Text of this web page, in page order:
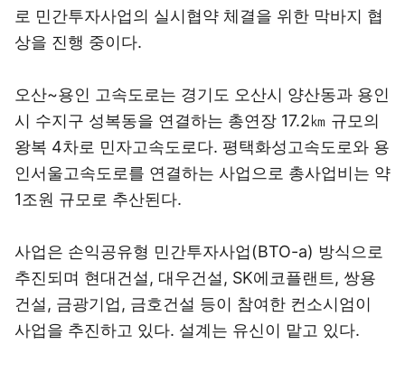
로 민간투자사업의 실시협약 체결을 위한 막바지 협
상을 진행 중이다.
오산~용인 고속도로는 경기도 오산시 양산동과 용인
시 수지구 성복동을 연결하는 총연장 17.2㎞ 규모의
왕복 4차로 민자고속도로다. 평택화성고속도로와 용
인서울고속도로를 연결하는 사업으로 총사업비는 약
1조원 규모로 추산된다.
사업은 손익공유형 민간투자사업(BTO-a) 방식으로
추진되며 현대건설, 대우건설, SK에코플랜트, 쌍용
건설, 금광기업, 금호건설 등이 참여한 컨소시엄이
사업을 추진하고 있다. 설계는 유신이 맡고 있다.